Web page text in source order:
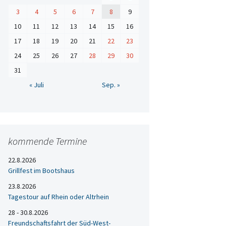
3
4 5 6 7 8
9
10
11 12 13 14 15
16
17
18 19 20 21 22
23
24
25 26 27 28 29
30
31
« Juli
Sep. »
kommende Termine
22.8.2026
Grillfest im Bootshaus
23.8.2026
Tagestour auf Rhein oder Altrhein
28 - 30.8.2026
Freundschaftsfahrt der Süd-West-